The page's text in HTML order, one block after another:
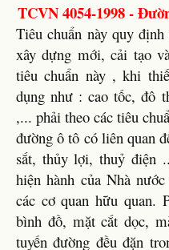
TCVN 4054-1998 -
Tiêu chuẩn này quy
xây dựng mới, cải tạo
tiêu chuẩn này , khi
dụng như : cao tốc, đô
,... phải theo các tiêu
đường ô tô có liên quan
sắt, thủy lợi, thuỷ điện
hiện hành của Nhà
các cơ quan hữu quan.
bình đồ, mặt cắt dọc,
tuyến đường đều đặn